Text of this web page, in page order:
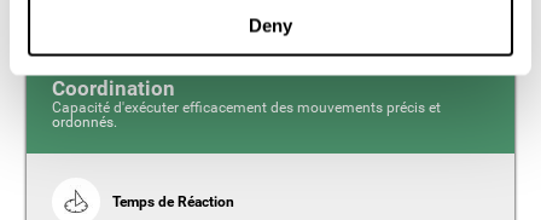
Deny
Coordination
Capacité d'exécuter efficacement des mouvements précis et
ordonnés.
Temps de Réaction